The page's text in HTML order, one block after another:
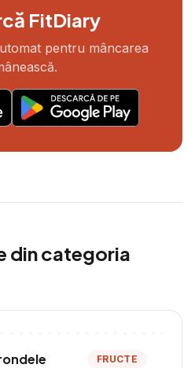
FitDiary
pentru mâncarea
din categoria
FRUCTE